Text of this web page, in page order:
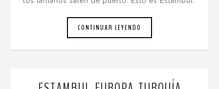
CONTINUAR LEYENDO